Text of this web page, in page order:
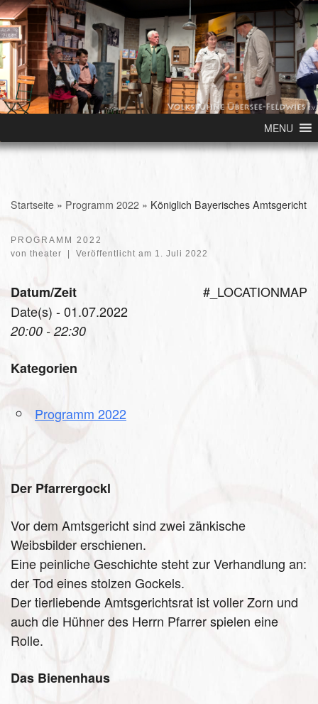
Skip to content
MENU
Startseite » Programm 2022 » Königlich Bayerisches Amtsgericht
PROGRAMM 2022
von theater | Veröffentlicht am 1. Juli 2022
#_LOCATIONMAP
Datum/Zeit
Date(s) - 01.07.2022
20:00 - 22:30
Kategorien
Programm 2022
Der Pfarrergockl
Vor dem Amtsgericht sind zwei zänkische
Weibsbilder erschienen.
Eine peinliche Geschichte steht zur Verhandlung an:
der Tod eines stolzen Gockels.
Der tierliebende Amtsgerichtsrat ist voller Zorn und
auch die Hühner des Herrn Pfarrer spielen eine
Rolle.
Das Bienenhaus